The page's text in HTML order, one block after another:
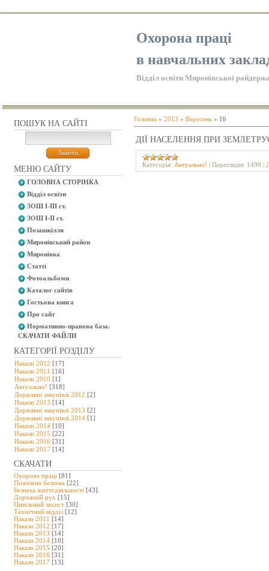
Охорона праці
в навчальних
Відділ освіти Миронівської
ПОШУК НА САЙТІ
МЕНЮ САЙТУ
ГОЛОВНА СТОРІНКА
Відділ освіти
ЗОШ І-ІІІ ст.
ЗОШ І-ІІ ст.
Позашкілля
Миронівський район
Миронівка
Статті
Фотоальбоми
Каталог сайтів
Гостьова книга
Про сайт
Нормативно-правова база.
СКАЧАТИ ФАЙЛИ
КАТЕГОРІЇ РОЗДІЛУ
Накази 2012 [17]
Накази 2011 [16]
Накази 2010 [1]
Актуально! [318]
Державні закупівлі 2012 [2]
Накази 2013 [14]
Державні закупівлі 2013 [2]
Державні закупівлі 2014 [1]
Накази 2014 [10]
Накази 2015 [22]
Накази 2016 [31]
Накази 2017 [14]
СКАЧАТИ
Охорона праці [81]
Пожежна безпека [22]
Безпека життєдіяльності [43]
Дорожній рух [15]
Цивільний захист [30]
Технічний відділ [12]
Накази 2011 [14]
Накази 2012 [17]
Накази 2013 [14]
Накази 2014 [10]
Накази 2015 [20]
Накази 2016 [31]
Накази 2017 [13]
Головна » 2013 » Вересень » 16
ДІЇ НАСЕЛЕННЯ ПРИ
Категорія: Актуально! | Переглядів: 1498 |